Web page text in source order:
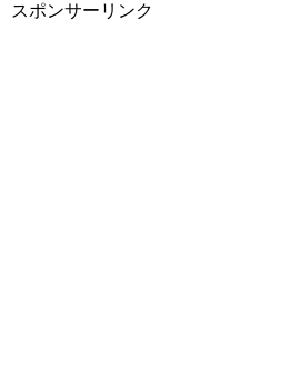
スポンサーリンク